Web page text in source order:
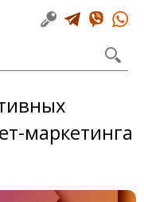
маркетинга